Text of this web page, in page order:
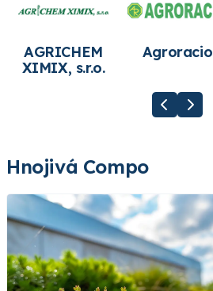
AGRICHEM
XIMIX, s.r.o.
Agroracio
Hnojivá Compo